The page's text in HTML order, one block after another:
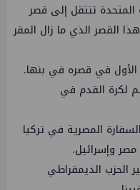
المتحدة تنتقل إلى قصر
القصر الذي ما زال المقر
لكرة القدم في
المصرية في تركيا
وإسرائيل.
الحزب الديمقراطي